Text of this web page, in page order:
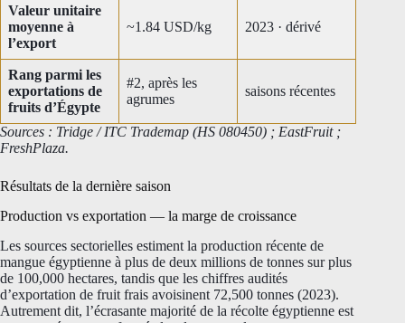
Valeur unitaire
moyenne à
l’export
~1.84 USD/kg 2023 · dérivé
Rang parmi les
exportations de
fruits d’Égypte
#2, après les
agrumes
saisons récentes
Sources : Tridge / ITC Trademap (HS 080450) ; EastFruit ;
FreshPlaza.
Résultats de la dernière saison
Production vs exportation — la marge de croissance
Les sources sectorielles estiment la production récente de
mangue égyptienne à plus de deux millions de tonnes sur plus
de 100,000 hectares, tandis que les chiffres audités
d’exportation de fruit frais avoisinent 72,500 tonnes (2023).
Autrement dit, l’écrasante majorité de la récolte égyptienne est